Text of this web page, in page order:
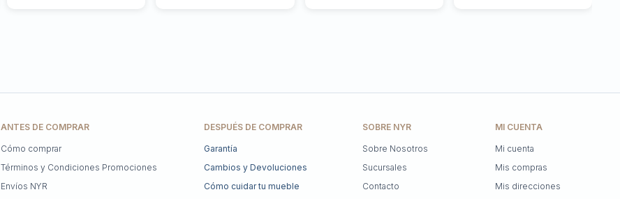
DESPUÉS DE COMPRAR
Garantía
Cambios y Devoluciones
Cómo cuidar tu mueble
SOBRE NYR
Sobre Nosotros
Sucursales
Contacto
ANTES DE COMPRAR
Cómo comprar
Términos y Condiciones Promociones
Envíos NYR
MI CUENTA
Mi cuenta
Mis compras
Mis direcciones